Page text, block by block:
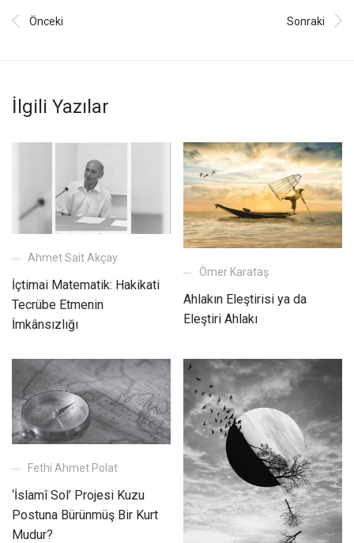
Önceki Sonraki
İlgili Yazılar
Ahmet Sait Akçay
İçtimai Matematik: Hakikati
Tecrübe Etmenin
İmkânsızlığı
Ömer Karataş
Ahlakın Eleştirisi ya da
Eleştiri Ahlakı
Fethi Ahmet Polat
‘İslamî Sol’ Projesi Kuzu
Postuna Bürünmüş Bir Kurt
Mudur?